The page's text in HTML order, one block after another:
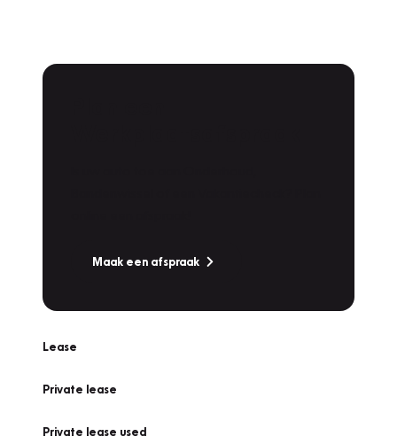
Maak een afspraak
Lease
Private lease
Private lease used